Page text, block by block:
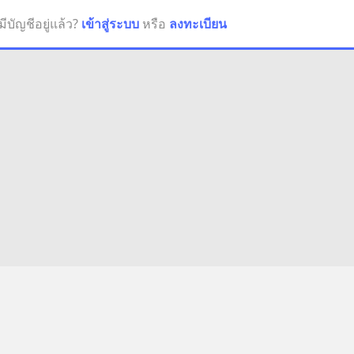
บัญชีอยู่แล้ว? เข้าสู่ระบบ หรือ ลงทะเบียน